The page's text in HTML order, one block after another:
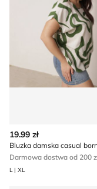
19.99 zł
Bluzka damska casual
Darmowa dostwa od 200
L | XL